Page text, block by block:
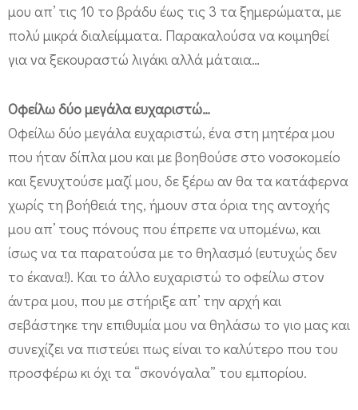
μου απ’ τις 10 το βράδυ έως τις 3 τα ξημερώματα, με
πολύ μικρά διαλείμματα. Παρακαλούσα να κοιμηθεί
για να ξεκουραστώ λιγάκι αλλά μάταια…
Οφείλω δύο μεγάλα ευχαριστώ…
Οφείλω δύο μεγάλα ευχαριστώ, ένα στη μητέρα μου
που ήταν δίπλα μου και με βοηθούσε στο νοσοκομείο
και ξενυχτούσε μαζί μου, δε ξέρω αν θα τα κατάφερνα
χωρίς τη βοήθειά της, ήμουν στα όρια της αντοχής
μου απ’ τους πόνους που έπρεπε να υπομένω, και
ίσως να τα παρατούσα με το θηλασμό (ευτυχώς δεν
το έκανα!). Και το άλλο ευχαριστώ το οφείλω στον
άντρα μου, που με στήριξε απ’ την αρχή και
σεβάστηκε την επιθυμία μου να θηλάσω το γιο μας και
συνεχίζει να πιστεύει πως είναι το καλύτερο που του
προσφέρω κι όχι τα “σκονόγαλα” του εμπορίου.